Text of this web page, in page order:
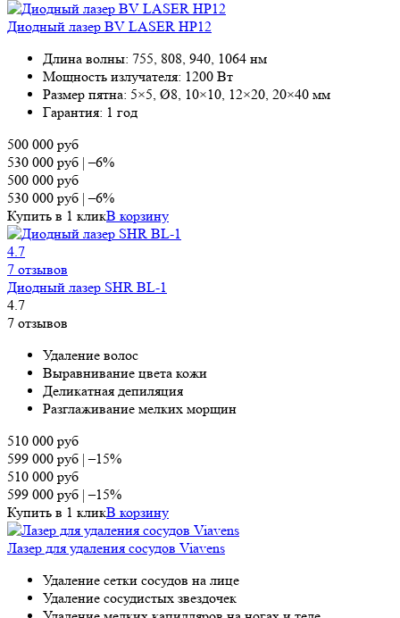
Диодный лазер BV LASER HP12
Длина волны: 755, 808, 940, 1064 нм
Мощность излучателя: 1200 Вт
Размер пятна: 5×5, Ø8, 10×10, 12×20, 20×40 мм
Гарантия: 1 год
500 000 руб
530 000 руб |–6%
500 000 руб
530 000 руб |–6%
Купить в 1 кликВ корзину
4.7
7 отзывов
Диодный лазер SHR BL-1
4.7
7 отзывов
Удаление волос
Выравнивание цвета кожи
Деликатная депиляция
Разглаживание мелких морщин
510 000 руб
599 000 руб |–15%
510 000 руб
599 000 руб |–15%
Купить в 1 кликВ корзину
Лазер для удаления сосудов Viavens
Удаление сетки сосудов на лице
Удаление сосудистых звездочек